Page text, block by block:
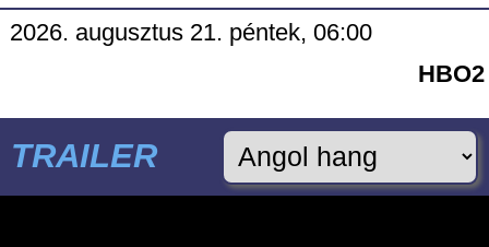
2026. augusztus 21. péntek, 06:00
HBO2
TRAILER